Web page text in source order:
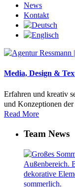
News
Kontakt
Media, Design &
Erfahren und kreativ
und Konzeptionen
Read More
Team News